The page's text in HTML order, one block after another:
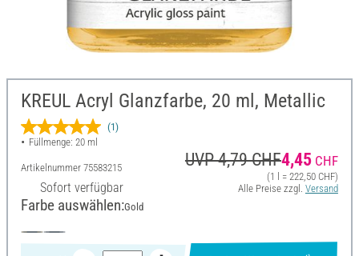
KREUL Acryl Glanzfarbe, 20 ml, Metallic
(1)
Füllmenge: 20 ml
Artikelnummer 75583215
Sofort verfügbar
UVP 4,79 CHF4,45 CHF
(1 l = 222,50 CHF)
Alle Preise zzgl. Versand
Farbe auswählen:Gold